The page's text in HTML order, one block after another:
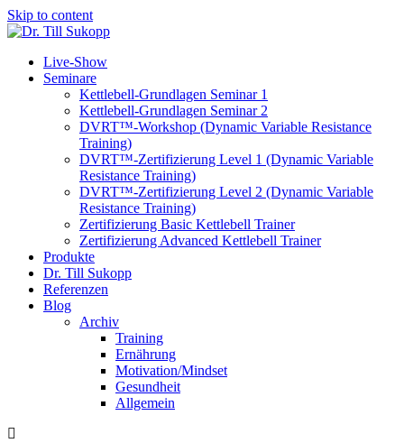
Skip to content
Live-Show
Seminare
Kettlebell-Grundlagen Seminar 1
Kettlebell-Grundlagen Seminar 2
DVRT™-Workshop (Dynamic Variable Resistance
Training)
DVRT™-Zertifizierung Level 1 (Dynamic Variable
Resistance Training)
DVRT™-Zertifizierung Level 2 (Dynamic Variable
Resistance Training)
Zertifizierung Basic Kettlebell Trainer
Zertifizierung Advanced Kettlebell Trainer
Produkte
Dr. Till Sukopp
Referenzen
Blog
Archiv
Training
Ernährung
Motivation/Mindset
Gesundheit
Allgemein